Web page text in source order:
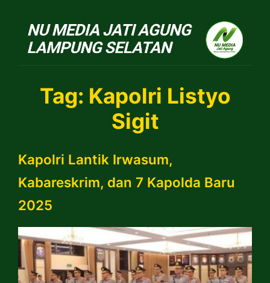
NU
Tag: Kapolri Listyo
Sigit
Kapolri Lantik Irwasum,
Kabareskrim, dan 7 Kapolda Baru
2025